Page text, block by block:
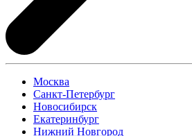
Москва
Санкт-Петербург
Новосибирск
Екатеринбург
Нижний Новгород